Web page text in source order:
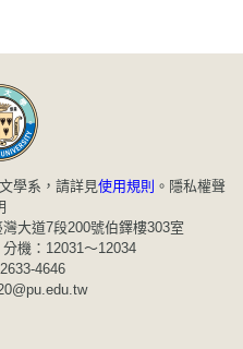
學系，請詳見使用規則 。 隱私權聲
大道7段200號伯鐸樓303室
機：12031～12034
4646